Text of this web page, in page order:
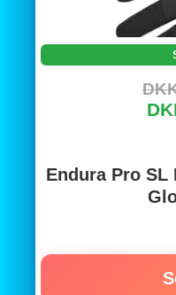
Endura Pro